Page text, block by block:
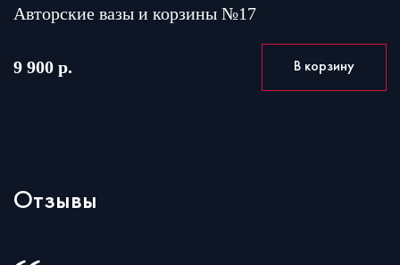
Авторские вазы и корзины №17
9 900 р. В корзину
Отзывы